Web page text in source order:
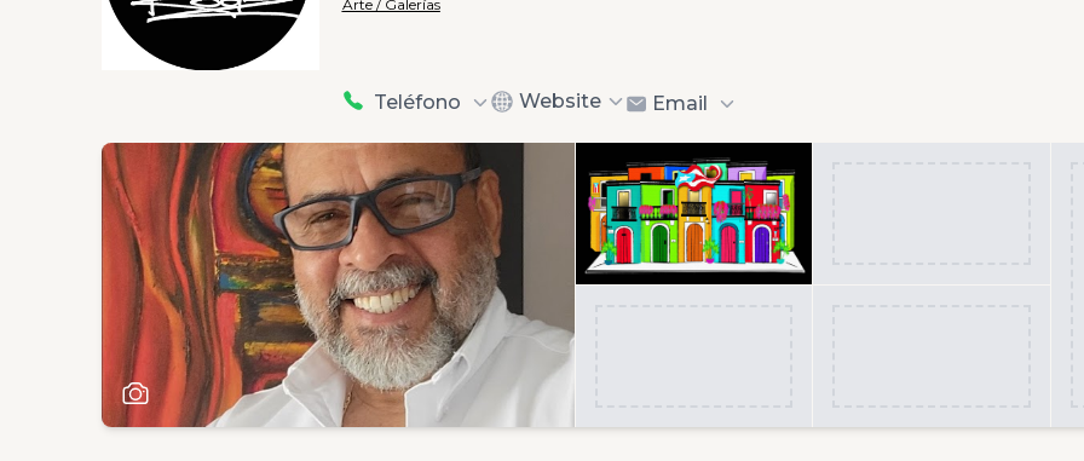
Arte / Galerías
Teléfono Website Email